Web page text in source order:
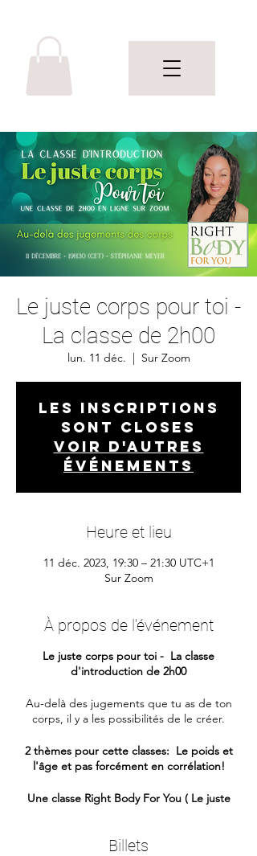
Le juste corps pour toi -
La classe de 2h00
lun. 11 déc.
  |
Sur Zoom
Les inscriptions
sont closes
Voir d'autres
événements
Heure et lieu
11 déc. 2023, 19:30 – 21:30 UTC+1
Sur Zoom
À propos de l'événement
Le juste corps pour toi - La classe
d'introduction de 2h00
Au-delà des jugements que tu as de ton
corps, il y a les possibilités de le créer.
2 thèmes pour cette classes: Le poids et
l'âge et pas forcément en corrélation!
Une classe Right Body For You ( Le juste
Billets